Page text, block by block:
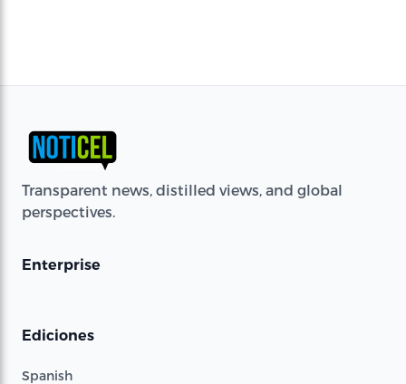
Transparent news, distilled views, and global
perspectives.
Enterprise
Ediciones
Spanish